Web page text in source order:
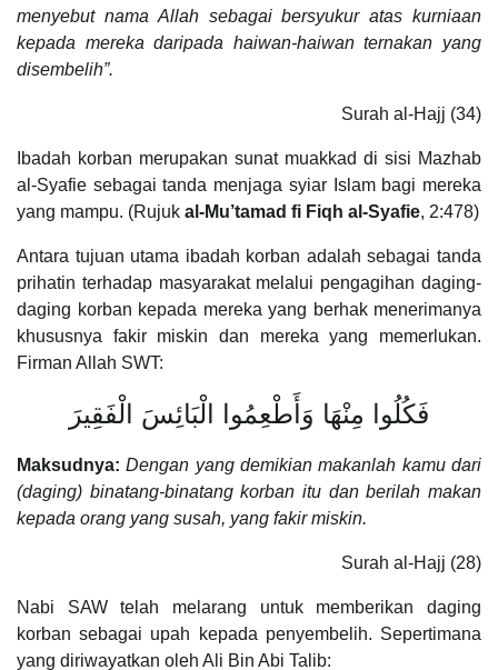
menyebut nama Allah sebagai bersyukur atas kurniaan
kepada mereka daripada haiwan-haiwan ternakan yang
disembelih”.
Surah al-Hajj (34)
Ibadah korban merupakan sunat muakkad di sisi Mazhab
al-Syafie sebagai tanda menjaga syiar Islam bagi mereka
yang mampu. (Rujuk al-Mu’tamad fi Fiqh al-Syafie, 2:478)
Antara tujuan utama ibadah korban adalah sebagai tanda
prihatin terhadap masyarakat melalui pengagihan daging-
daging korban kepada mereka yang berhak menerimanya
khususnya fakir miskin dan mereka yang memerlukan.
Firman Allah SWT:
فَكُلُوا مِنْهَا وَأَطْعِمُوا الْبَائِسَ الْفَقِيرَ
Maksudnya:Dengan yang demikian makanlah kamu dari
(daging) binatang-binatang korban itu dan berilah makan
kepada orang yang susah, yang fakir miskin.
Surah al-Hajj (28)
Nabi SAW telah melarang untuk memberikan daging
korban sebagai upah kepada penyembelih. Sepertimana
yang diriwayatkan oleh Ali Bin Abi Talib: